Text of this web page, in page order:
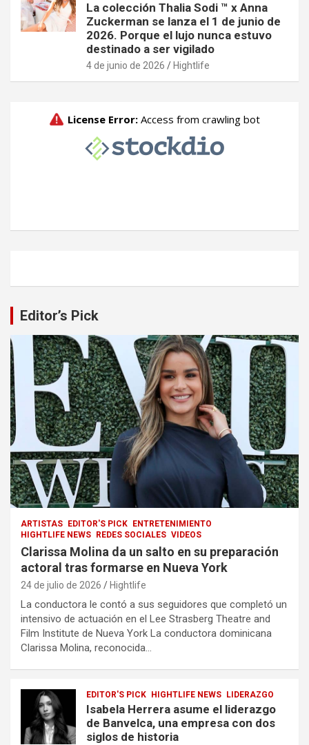
La colección Thalia Sodi ™ x Anna
Zuckerman se lanza el 1 de junio de
2026. Porque el lujo nunca estuvo
destinado a ser vigilado
4 de junio de 2026 Hightlife
Editor’s Pick
ARTISTAS EDITOR'S PICK
ENTRETENIMIENTO
HIGHTLIFE NEWS
REDES SOCIALES VIDEOS
Clarissa Molina da un salto en su preparación
actoral tras formarse en Nueva York
24 de julio de 2026 Hightlife
La conductora le contó a sus seguidores que completó un
intensivo de actuación en el Lee Strasberg Theatre and
Film Institute de Nueva York La conductora dominicana
Clarissa Molina, reconocida…
EDITOR'S PICK HIGHTLIFE NEWS LIDERAZGO
Isabela Herrera asume el liderazgo
de Banvelca, una empresa con dos
siglos de historia